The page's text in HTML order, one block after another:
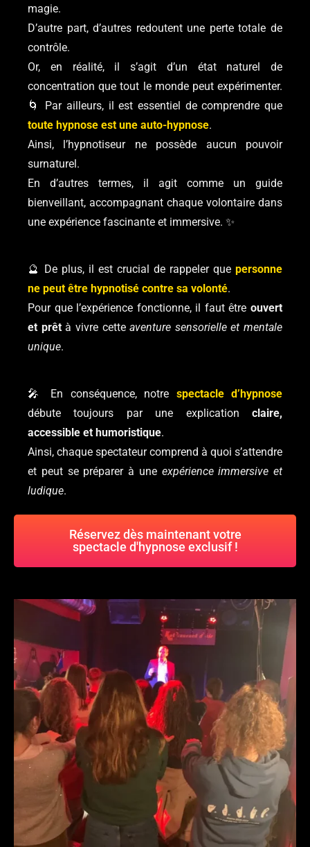
magie.
D’autre part, d’autres redoutent une perte totale de
contrôle.
Or, en réalité, il s’agit d’un état naturel de
concentration que tout le monde peut expérimenter.
🌀 Par ailleurs, il est essentiel de comprendre que
toute hypnose est une auto-hypnose.
Ainsi, l’hypnotiseur ne possède aucun pouvoir
surnaturel.
En d’autres termes, il agit comme un guide
bienveillant, accompagnant chaque volontaire dans
une expérience fascinante et immersive. ✨
🔮 De plus, il est crucial de rappeler que personne
ne peut être hypnotisé contre sa volonté.
Pour que l’expérience fonctionne, il faut être ouvert
et prêtà vivre cetteaventure sensorielle et mentale
unique.
🎤 En conséquence, notre spectacle d’hypnose
débute toujours par une explication claire,
accessible et humoristique.
Ainsi, chaque spectateur comprend à quoi s’attendre
et peut se préparer à une expérience immersive et
ludique.
Réservez dès maintenant votre
spectacle d'hypnose exclusif !